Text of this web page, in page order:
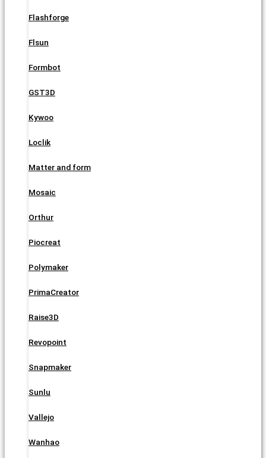
Flashforge
Flsun
Formbot
GST3D
Kywoo
Loclik
Matter and form
Mosaic
Orthur
Piocreat
Polymaker
PrimaCreator
Raise3D
Revopoint
Snapmaker
Sunlu
Vallejo
Wanhao